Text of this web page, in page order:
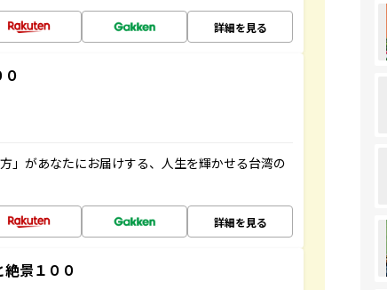
詳細を見る
」があなたにお届けする、人生を輝かせる台湾の
詳細を見る
景１００